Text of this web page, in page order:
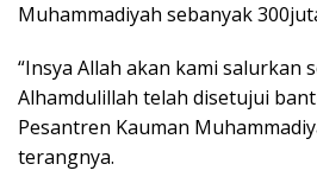
Muhammadiyah sebanyak
“Insya Allah akan kami salurkan
Alhamdulillah telah disetujui
Pesantren Kauman
terangnya.